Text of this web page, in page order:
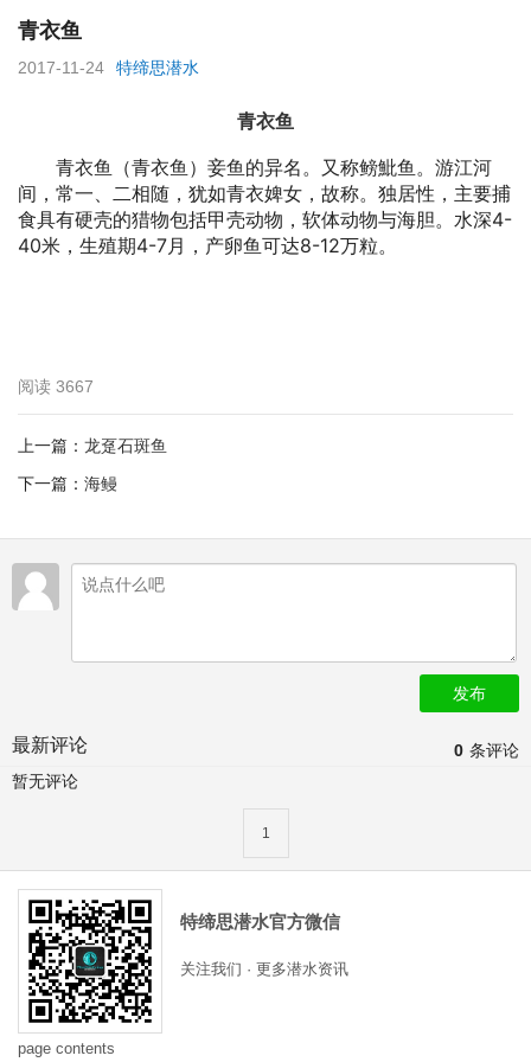
青衣鱼
2017-11-24 特缔思潜水
青衣鱼
青衣鱼（青衣鱼）妾鱼的异名。又称鳑魮鱼。游江河
间，常一、二相随，犹如青衣婢女，故称。独居性，主要捕
食具有硬壳的猎物包括甲壳动物，软体动物与海胆。水深4-
40米，生殖期4-7月，产卵鱼可达8-12万粒。
阅读 3667
上一篇： 龙趸石斑鱼
下一篇： 海鳗
发布
0 条评论
最新评论
暂无评论
1
特缔思潜水官方微信
关注我们 · 更多潜水资讯
page contents